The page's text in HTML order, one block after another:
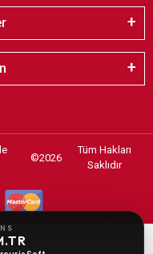
©2026
Tüm Hakları
Saklıdır